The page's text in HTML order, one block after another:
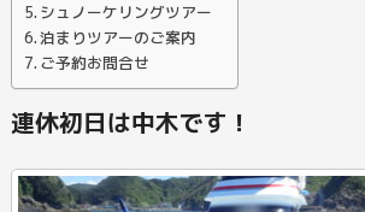
シュノーケリングツアー
泊まりツアーのご案内
ご予約お問合せ
連休初日は中木です！